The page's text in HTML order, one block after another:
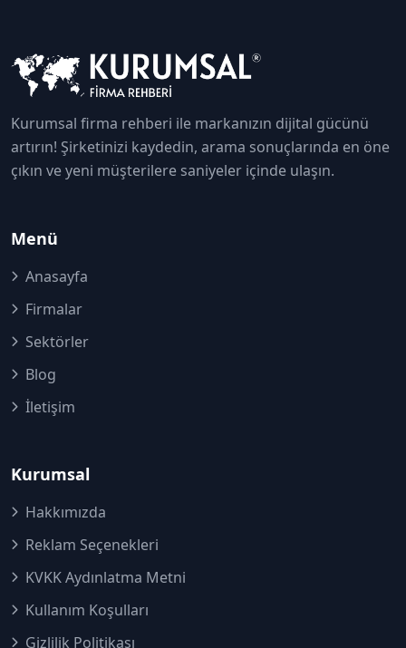
Kurumsal firma rehberi ile markanızın dijital gücünü
artırın! Şirketinizi kaydedin, arama sonuçlarında en öne
çıkın ve yeni müşterilere saniyeler içinde ulaşın.
Menü
Anasayfa
Firmalar
Sektörler
Blog
İletişim
Kurumsal
Hakkımızda
Reklam Seçenekleri
KVKK Aydınlatma Metni
Kullanım Koşulları
Gizlilik Politikası